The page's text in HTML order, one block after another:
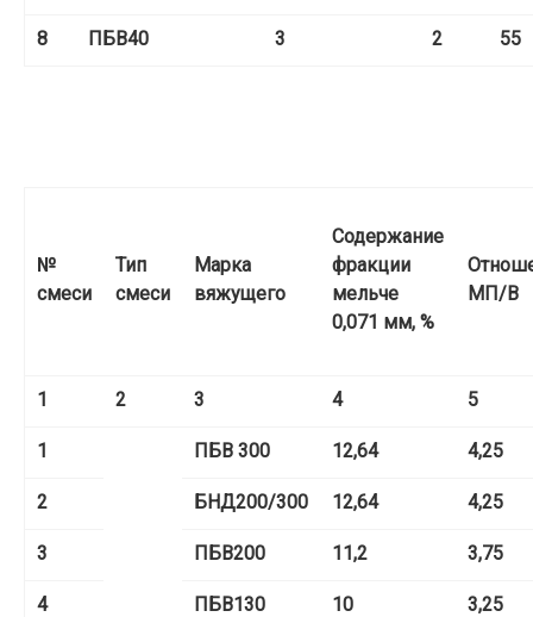
8 ПБВ40 3 2 55
№
смеси
Тип
смеси
Марка
вяжущего
Содержание
фракции
мельче
0,071 мм, %
МП/В
1 2 3 4 5
1 ПБВ 300 12,64 4,25
2 БНД200/300 12,64 4,25
3 ПБВ200 11,2 3,75
4 ПБВ130 10 3,25